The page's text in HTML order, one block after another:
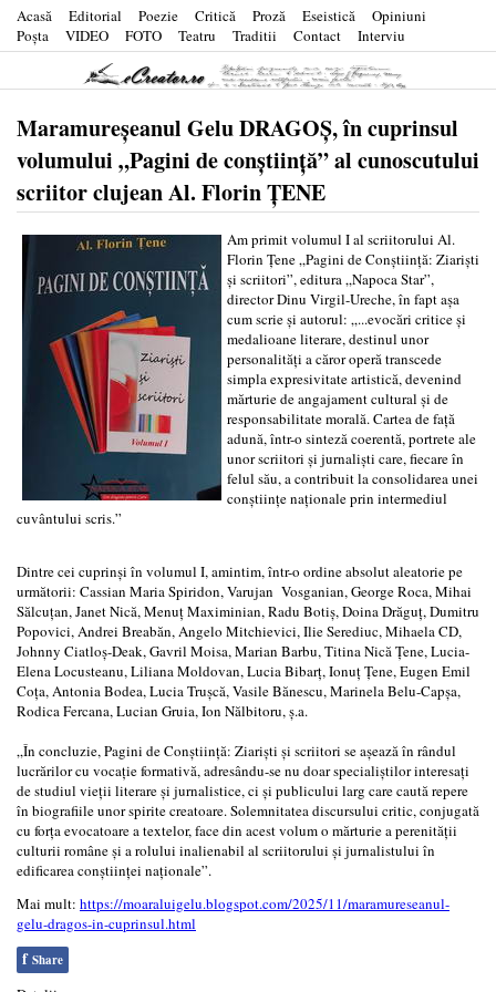
Acasă Editorial Poezie Critică Proză Eseistică
Opiniuni
Poşta
VIDEO FOTO Teatru Traditii Contact Interviu
Maramureșeanul Gelu DRAGOȘ, în cuprinsul
volumului „Pagini de conștiință” al cunoscutului
scriitor clujean Al. Florin ȚENE
Am primit volumul I al scriitorului Al.
Florin Țene „Pagini de Conștiință: Ziariști
și scriitori”, editura „Napoca Star”,
director Dinu Virgil-Ureche, în fapt așa
cum scrie și autorul: „...evocări critice și
medalioane literare, destinul unor
personalități a căror operă transcede
simpla expresivitate artistică, devenind
mărturie de angajament cultural și de
responsabilitate morală. Cartea de față
adună, într-o sinteză coerentă, portrete ale
unor scriitori și jurnaliști care, fiecare în
felul său, a contribuit la consolidarea unei
conștiințe naționale prin intermediul
cuvântului scris.”
Dintre cei cuprinși în volumul I, amintim, într-o ordine absolut aleatorie pe
următorii: Cassian Maria Spiridon, Varujan Vosganian, George Roca, Mihai
Sălcuțan, Janet Nică, Menuț Maximinian, Radu Botiș, Doina Drăguț, Dumitru
Popovici, Andrei Breabăn, Angelo Mitchievici, Ilie Serediuc, Mihaela CD,
Johnny Ciatloș-Deak, Gavril Moisa, Marian Barbu, Titina Nică Țene, Lucia-
Elena Locusteanu, Liliana Moldovan, Lucia Bibarț, Ionuț Țene, Eugen Emil
Coța, Antonia Bodea, Lucia Trușcă, Vasile Bănescu, Marinela Belu-Capșa,
Rodica Fercana, Lucian Gruia, Ion Nălbitoru, ș.a.
„În concluzie, Pagini de Conștiință: Ziariști și scriitori se așează în rândul
lucrărilor cu vocație formativă, adresându-se nu doar specialiștilor interesați
de studiul vieții literare și jurnalistice, ci și publicului larg care caută repere
în biografiile unor spirite creatoare. Solemnitatea discursului critic, conjugată
cu forța evocatoare a textelor, face din acest volum o mărturie a perenității
culturii române și a rolului inalienabil al scriitorului și jurnalistului în
edificarea conștiinței naționale”.
Mai mult: https://moaraluigelu.blogspot.com/2025/11/maramureseanul-
gelu-dragos-in-cuprinsul.html
f Share